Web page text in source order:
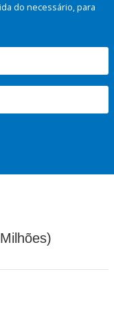
do necessário, para